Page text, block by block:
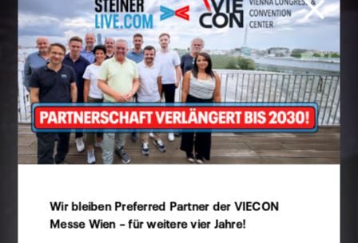
Cookie Präferenzen
Diese Website verwendet Cookies -
Wir bleiben Preferred Partner der VIECON
Messe Wien – für weitere vier Jahre!